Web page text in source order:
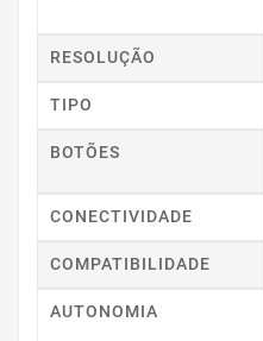
RESOLUÇÃO
TIPO
BOTÕES
CONECTIVIDADE
COMPATIBILIDADE
AUTONOMIA